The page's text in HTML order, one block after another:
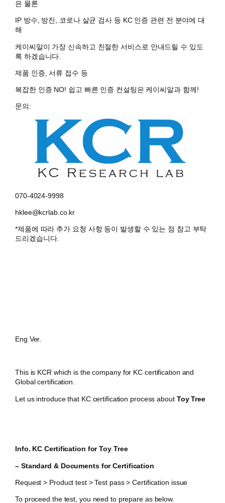
은 물론
IP 방수, 방진, 코로나 살균 검사 등 KC 인증 관련 전 분야에 대
해
케이씨알이 가장 신속하고 친절한 서비스로 안내드릴 수 있도
록 하겠습니다.
제품 인증, 서류 접수 등
복잡한 인증 NO! 쉽고 빠른 인증 컨설팅은 케이씨알과 함께!
문의:
070-4024-9998
hklee@kcrlab.co.kr
*제품에 따라 추가 요청 사항 등이 발생할 수 있는 점 참고 부탁
드리겠습니다.
Eng Ver.
This is KCR which is the company for KC certification and
Global certification.
Let us introduce that KC certification process aboutToy Tree
Info. KC Certification for Toy Tree
– Standard & Documents for Certification
Request > Product test > Test pass > Certification issue
To proceed the test, you need to prepare as below.